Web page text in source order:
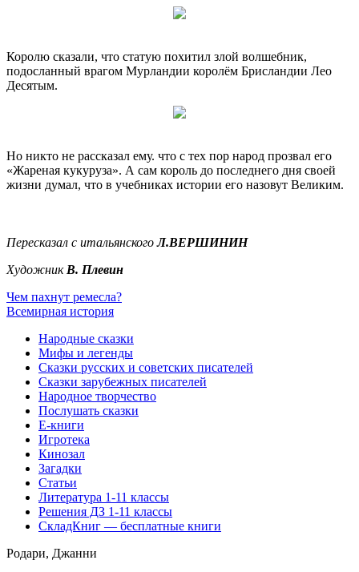
Королю сказали, что статую похитил злой волшебник,
подосланный врагом Мурландии королём Брисландии Лео
Десятым.
Но никто не рассказал ему. что с тех пор народ прозвал его
«Жареная кукуруза». А сам король до последнего дня своей
жизни думал, что в учебниках истории его назовут Великим.
Пересказал с итальянскогоЛ.ВЕРШИНИН
Художник В. Плевин
Чем пахнут ремесла?
Всемирная история
Народные сказки
Мифы и легенды
Сказки русских и советских писателей
Сказки зарубежных писателей
Народное творчество
Послушать сказки
Е-книги
Игротека
Кинозал
Загадки
Статьи
Литература 1-11 классы
Решения ДЗ 1-11 классы
СкладКниг — бесплатные книги
Родари, Джанни